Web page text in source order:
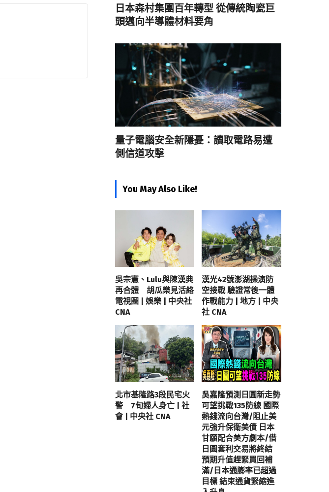
日本森村集團百年轉型 從傳統陶瓷巨
頭邁向半導體材料要角
量子電腦安全新隱憂：讀取電路易遭
側信道攻擊
You May Also Like!
吳宗憲、Lulu與陳漢典
再合體 胡瓜樂見活絡
電視圈 | 娛樂 | 中央社
CNA
漢光42號澎湖操演防
空接戰 驗證常後一體
作戰能力 | 地方 | 中央
社 CNA
北市基隆路3段民宅火
警 7旬婦人身亡 | 社
會 | 中央社 CNA
吳嘉隆預測日圓新走勢
可望挑戰135防線 國際
熱錢流向台灣/阻止美
元強升保衛美債 日本
甘願配合美方劇本/借
日圓套利交易將終結
預期升值趕緊買回補
滿/日本通膨率已超過
目標 結束通貨緊縮進